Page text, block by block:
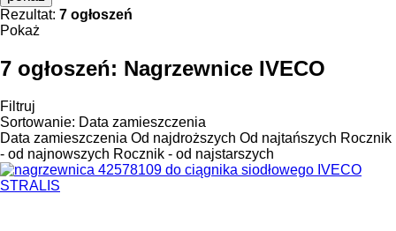
Rezultat: 7 ogłoszeń
Pokaż
7 ogłoszeń: Nagrzewnice IVECO
Filtruj
Sortowanie: Data zamieszczenia
Data zamieszczenia Od najdroższych Od najtańszych Rocznik
- od najnowszych Rocznik - od najstarszych